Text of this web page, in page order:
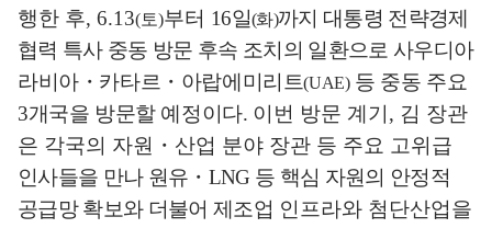
행한 후, 6.13(토)부터 16일(화)까지 대통령 전략경제
협력 특사 중동 방문 후속 조치의 일환으로 사우디 아
라비아・ 카타르 ・ 아랍에미리트(UAE) 등 중동 주요
3개국을 방문할 예정이다. 이번 방문 계기 , 김 장관
은 각국의 자원 ・ 산업 분야 장관 등 주요 고위급
인사들을 만나 원유 ・ LNG 등 핵심 자원의 안정적
공급망 확보와 더불어 제조업 인프라와 첨단산업을